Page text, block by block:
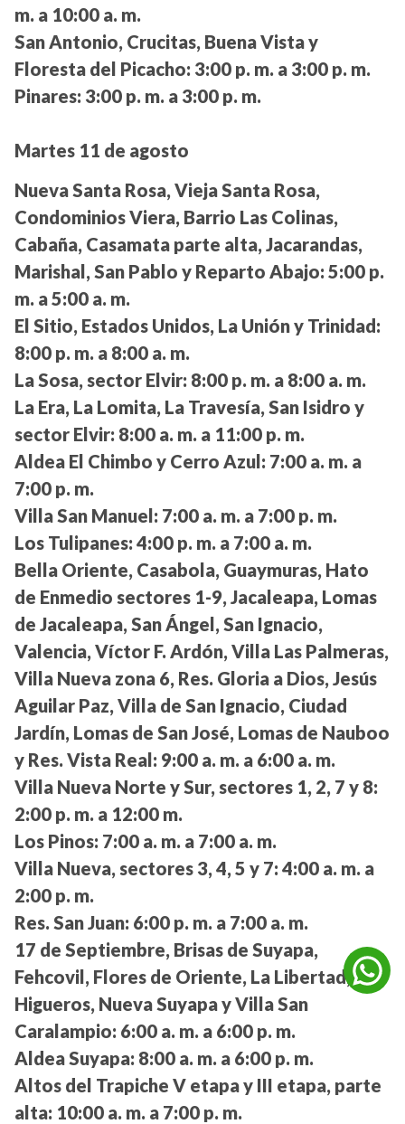
m. a 10:00 a. m.
San Antonio, Crucitas, Buena Vista y
Floresta del Picacho: 3:00 p. m. a 3:00 p. m.
Pinares: 3:00 p. m. a 3:00 p. m.
Martes 11 de agosto
Nueva Santa Rosa, Vieja Santa Rosa,
Condominios Viera, Barrio Las Colinas,
Cabaña, Casamata parte alta, Jacarandas,
Marishal, San Pablo y Reparto Abajo: 5:00 p.
m. a 5:00 a. m.
El Sitio, Estados Unidos, La Unión y Trinidad:
8:00 p. m. a 8:00 a. m.
La Sosa, sector Elvir: 8:00 p. m. a 8:00 a. m.
La Era, La Lomita, La Travesía, San Isidro y
sector Elvir: 8:00 a. m. a 11:00 p. m.
Aldea El Chimbo y Cerro Azul: 7:00 a. m. a
7:00 p. m.
Villa San Manuel: 7:00 a. m. a 7:00 p. m.
Los Tulipanes: 4:00 p. m. a 7:00 a. m.
Bella Oriente, Casabola, Guaymuras, Hato
de Enmedio sectores 1-9, Jacaleapa, Lomas
de Jacaleapa, San Ángel, San Ignacio,
Valencia, Víctor F. Ardón, Villa Las Palmeras,
Villa Nueva zona 6, Res. Gloria a Dios, Jesús
Aguilar Paz, Villa de San Ignacio, Ciudad
Jardín, Lomas de San José, Lomas de Nauboo
y Res. Vista Real: 9:00 a. m. a 6:00 a. m.
Villa Nueva Norte y Sur, sectores 1, 2, 7 y 8:
2:00 p. m. a 12:00 m.
Los Pinos: 7:00 a. m. a 7:00 a. m.
Villa Nueva, sectores 3, 4, 5 y 7: 4:00 a. m. a
2:00 p. m.
Res. San Juan: 6:00 p. m. a 7:00 a. m.
17 de Septiembre, Brisas de Suyapa,
Fehcovil, Flores de Oriente, La Libertad, Los
Higueros, Nueva Suyapa y Villa San
Caralampio: 6:00 a. m. a 6:00 p. m.
Aldea Suyapa: 8:00 a. m. a 6:00 p. m.
Altos del Trapiche V etapa y III etapa, parte
alta: 10:00 a. m. a 7:00 p. m.